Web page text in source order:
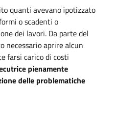
quanti avevano ipotizzato
o scadenti o
dei lavori. Da parte del
necessario aprire alcun
farsi carico di costi
pienamente
delle problematiche